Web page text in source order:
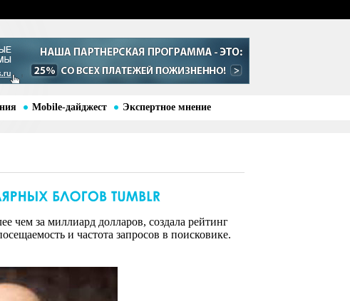
Mobile-дайджест Экспертное мнение
чем за миллиард долларов, создала рейтинг
и частота запросов в поисковике.